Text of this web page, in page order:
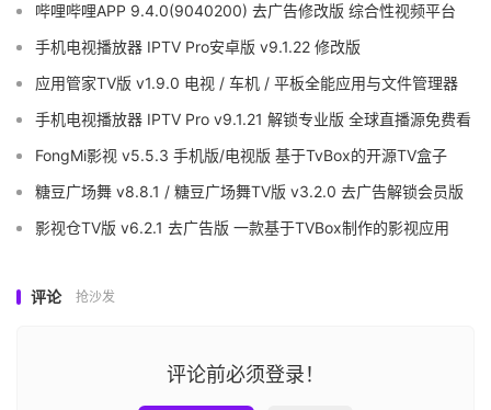
哔哩哔哩APP 9.4.0(9040200) 去广告修改版 综合性视频平台
手机电视播放器 IPTV Pro安卓版 v9.1.22 修改版
应用管家TV版 v1.9.0 电视 / 车机 / 平板全能应用与文件管理器
手机电视播放器 IPTV Pro v9.1.21 解锁专业版 全球直播源免费看
FongMi影视 v5.5.3 手机版/电视版 基于TvBox的开源TV盒子
糖豆广场舞 v8.8.1 / 糖豆广场舞TV版 v3.2.0 去广告解锁会员版
影视仓TV版 v6.2.1 去广告版 一款基于TVBox制作的影视应用
评论 抢沙发
评论前必须登录！